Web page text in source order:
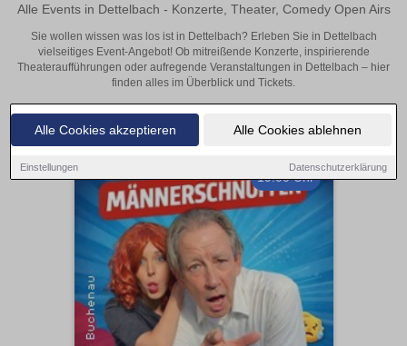
Alle Cookies akzeptieren Alle Cookies ablehnen
Einstellungen Datenschutzerklärung
Alle Events in Dettelbach - Konzerte, Theater, Comedy Open Airs
Sie wollen wissen was los ist in Dettelbach? Erleben Sie in Dettelbach
vielseitiges Event-Angebot! Ob mitreißende Konzerte, inspirierende
Theateraufführungen oder aufregende Veranstaltungen in Dettelbach – hier
finden alles im Überblick und Tickets.
19:00 Uhr